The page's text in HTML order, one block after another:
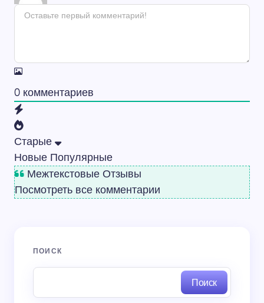
0комментариев
Старые
НовыеПопулярные
Межтекстовые Отзывы
Посмотреть все комментарии
ПОИСК
Поиск